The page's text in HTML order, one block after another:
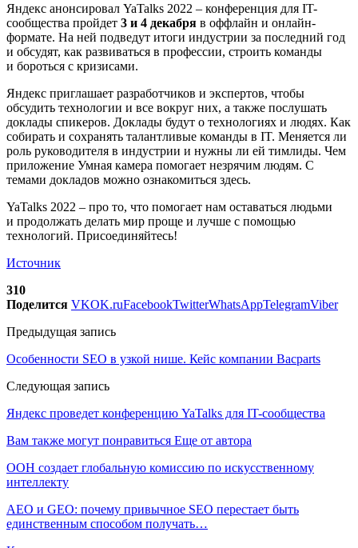
Яндекс анонсировал YaTalks 2022 – конференция для IT-
сообщества пройдет 3 и 4 декабря в оффлайн и онлайн-
формате. На ней подведут итоги индустрии за последний год
и обсудят, как развиваться в профессии, строить команды
и бороться с кризисами.
Яндекс приглашает разработчиков и экспертов, чтобы
обсудить технологии и все вокруг них, а также послушать
доклады спикеров. Доклады будут о технологиях и людях. Как
собирать и сохранять талантливые команды в IT. Меняется ли
роль руководителя в индустрии и нужны ли ей тимлиды. Чем
приложение Умная камера помогает незрячим людям. С
темами докладов можно ознакомиться здесь.
YaTalks 2022 – про то, что помогает нам оставаться людьми
и продолжать делать мир проще и лучше с помощью
технологий. Присоединяйтесь!
Источник
310
Поделится VKOK.ruFacebookTwitterWhatsAppTelegramViber
Предыдущая запись
Особенности SEO в узкой нише. Кейс компании Bacparts
Следующая запись
Яндекс проведет конференцию YaTalks для IT-сообщества
Вам также могут понравиться Еще от автора
ООН создает глобальную комиссию по искусственному
интеллекту
AEO и GEO: почему привычное SEO перестает быть
единственным способом получать…